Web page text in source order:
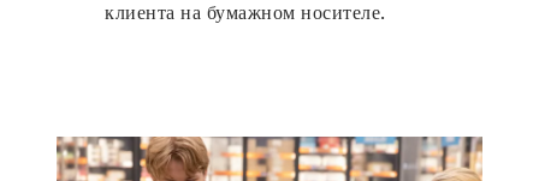
клиента на бумажном носителе.